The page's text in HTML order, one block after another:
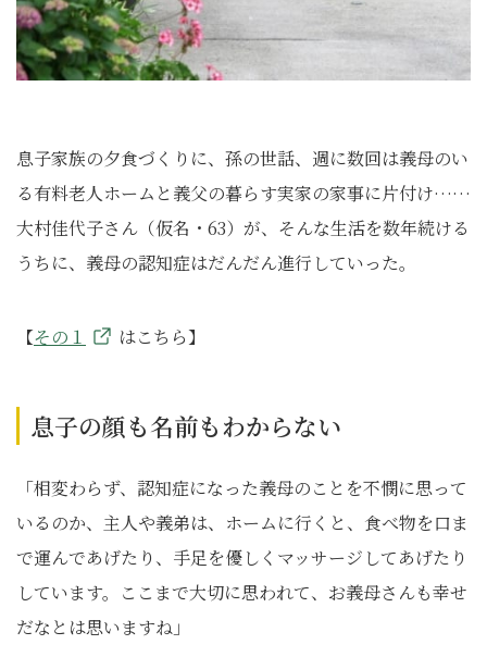
息子家族の夕食づくりに、孫の世話、週に数回は義母のい
る有料老人ホームと義父の暮らす実家の家事に片付け……
大村佳代子さん（仮名・63）が、そんな生活を数年続ける
うちに、義母の認知症はだんだん進行していった。
【その１ はこちら】
息子の顔も名前もわからない
「相変わらず、認知症になった義母のことを不憫に思って
いるのか、主人や義弟は、ホームに行くと、食べ物を口ま
で運んであげたり、手足を優しくマッサージしてあげたり
しています。ここまで大切に思われて、お義母さんも幸せ
だなとは思いますね」